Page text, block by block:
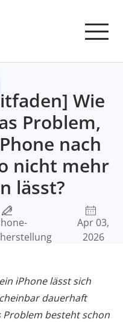
Wie
Problem,
nach
nicht mehr
lässt?
Apr 03,
2026
iPhone lässt sich
dauerhaft
Problem besteht schon